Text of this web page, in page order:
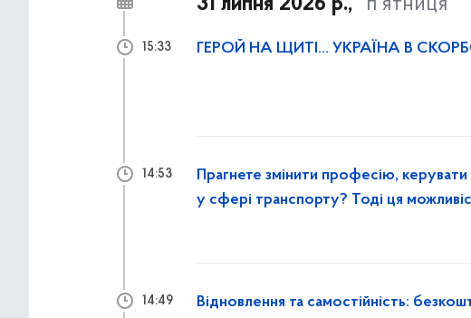
31 липня 2026 р., п’ятниця
ГЕРОЙ НА ЩИТІ… УКРАЇНА В
15:33
Прагнете змінити професію,
у сфері транспорту? Тоді ця
14:53
Відновлення та самостійність:
14:49